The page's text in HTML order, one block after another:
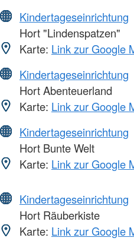
Kindertageseinrichtung
Hort "Lindenspatzen"
Karte: Link zur Google
Kindertageseinrichtung
Hort Abenteuerland
Karte: Link zur Google
Kindertageseinrichtung
Hort Bunte Welt
Karte: Link zur Google
Kindertageseinrichtung
Hort Räuberkiste
Karte: Link zur Google